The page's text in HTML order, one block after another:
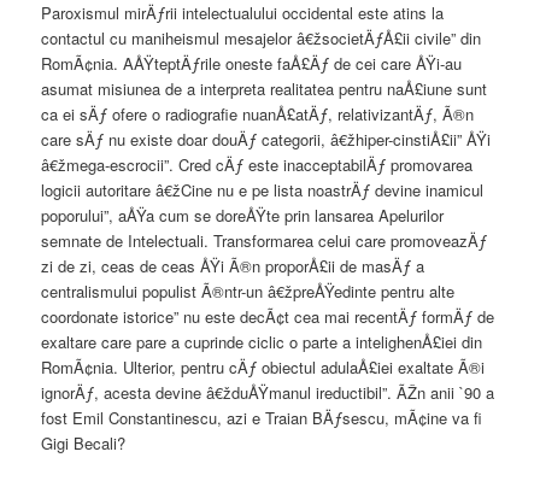
Paroxismul mirÄƒrii intelectualului occidental este atins la
contactul cu maniheismul mesajelor â€žsocietÄƒÅ£ii civile” din
RomÃ¢nia. AÅŸteptÄƒrile oneste faÅ£Äƒ de cei care ÅŸi-au
asumat misiunea de a interpreta realitatea pentru naÅ£iune sunt
ca ei sÄƒ ofere o radiografie nuanÅ£atÄƒ, relativizantÄƒ, Ã®n
care sÄƒ nu existe doar douÄƒ categorii, â€žhiper-cinstiÅ£ii” ÅŸi
â€žmega-escrocii”. Cred cÄƒ este inacceptabilÄƒ promovarea
logicii autoritare â€žCine nu e pe lista noastrÄƒ devine inamicul
poporului”, aÅŸa cum se doreÅŸte prin lansarea Apelurilor
semnate de Intelectuali. Transformarea celui care promoveazÄƒ
zi de zi, ceas de ceas ÅŸi Ã®n proporÅ£ii de masÄƒ a
centralismului populist Ã®ntr-un â€žpreÅŸedinte pentru alte
coordonate istorice” nu este decÃ¢t cea mai recentÄƒ formÄƒ de
exaltare care pare a cuprinde ciclic o parte a intelighenÅ£iei din
RomÃ¢nia. Ulterior, pentru cÄƒ obiectul adulaÅ£iei exaltate Ã®i
ignorÄƒ, acesta devine â€žduÅŸmanul ireductibil”. ÃŽn anii `90 a
fost Emil Constantinescu, azi e Traian BÄƒsescu, mÃ¢ine va fi
Gigi Becali?